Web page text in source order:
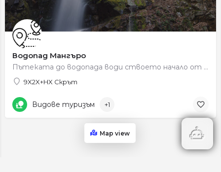
Водопад Мангъро
Пътеката до водопада води ствоето начало от центъра на село Скрът, от където започват три пешеходни маршрута:…
9X2X+HX Скрът
Видове туризъм +1
Map view